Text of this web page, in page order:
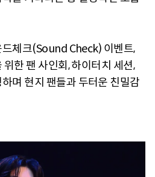
체크(Sound Check) 이벤트,
한 팬 사인회, 하이터치 세션,
며 현지 팬들과 두터운 친밀감